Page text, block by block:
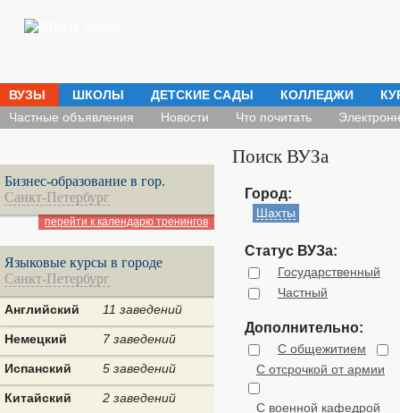
ВУЗЫ ШКОЛЫ ДЕТСКИЕ САДЫ КОЛЛЕДЖИ
Частные объявления
Новости Что почитать
Поиск ВУЗа
Город:
Шахты
Статус ВУЗа:
Государственный
Частный
Дополнительно:
С общежитием
С отсрочкой от армии
С военной кафедрой
Бизнес-образование в гор.
Санкт-Петербург
перейти к календарю тренингов
Языковые курсы в городе
Санкт-Петербург
Английский 11 заведений
Немецкий 7 заведений
Испанский 5 заведений
Китайский 2 заведений